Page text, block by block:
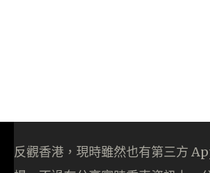
反觀香港，現時雖然也有第三方